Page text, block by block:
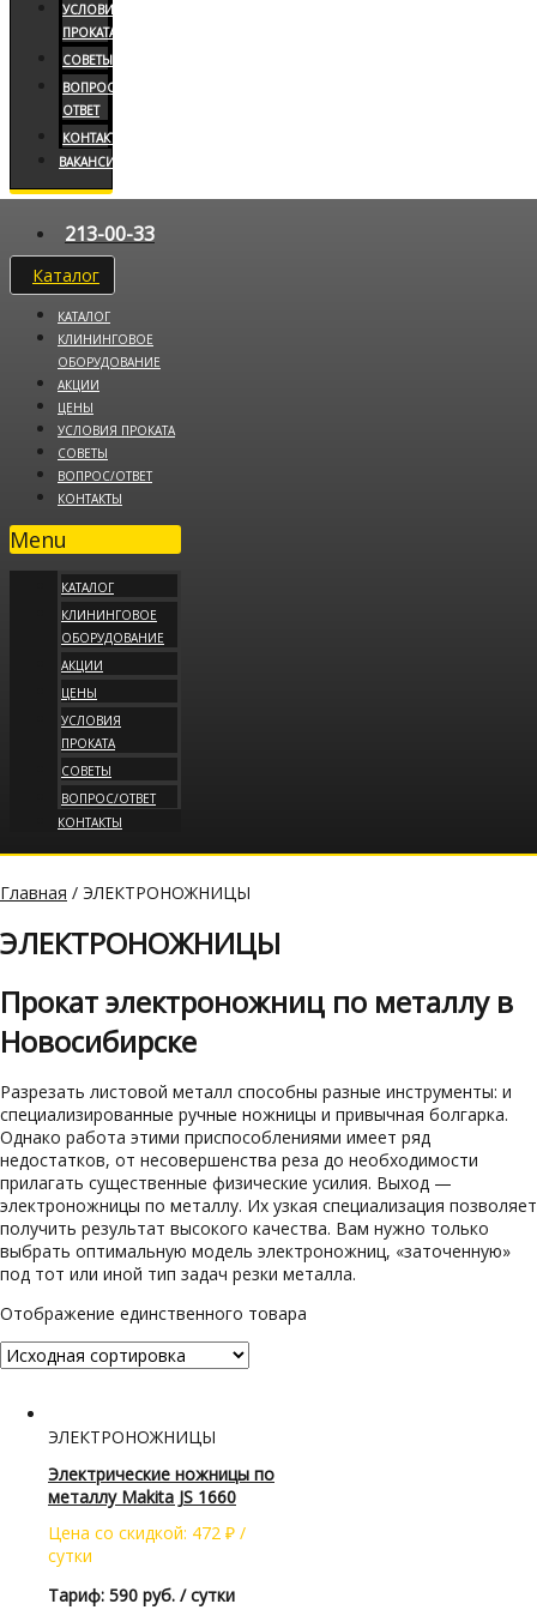
УСЛОВИЯ
ПРОКАТА
СОВЕТЫ
ВОПРОС/
ОТВЕТ
КОНТАКТЫ
ВАКАНСИИ
213-00-33
Каталог
КАТАЛОГ
КЛИНИНГОВОЕ
ОБОРУДОВАНИЕ
АКЦИИ
ЦЕНЫ
УСЛОВИЯ ПРОКАТА
СОВЕТЫ
ВОПРОС/ОТВЕТ
КОНТАКТЫ
Menu
КАТАЛОГ
КЛИНИНГОВОЕ
ОБОРУДОВАНИЕ
АКЦИИ
ЦЕНЫ
УСЛОВИЯ
ПРОКАТА
СОВЕТЫ
ВОПРОС/ОТВЕТ
КОНТАКТЫ
Главная / ЭЛЕКТРОНОЖНИЦЫ
ЭЛЕКТРОНОЖНИЦЫ
Прокат электроножниц по металлу в
Новосибирске
Разрезать листовой металл способны разные инструменты: и
специализированные ручные ножницы и привычная болгарка.
Однако работа этими приспособлениями имеет ряд
недостатков, от несовершенства реза до необходимости
прилагать существенные физические усилия. Выход —
электроножницы по металлу. Их узкая специализация позволяет
получить результат высокого качества. Вам нужно только
выбрать оптимальную модель электроножниц, «заточенную»
под тот или иной тип задач резки металла.
Отображение единственного товара
ЭЛЕКТРОНОЖНИЦЫ
Электрические ножницы по
металлу Makita JS 1660
Цена со скидкой: 472 ₽ /
сутки
Тариф: 590 руб. / сутки